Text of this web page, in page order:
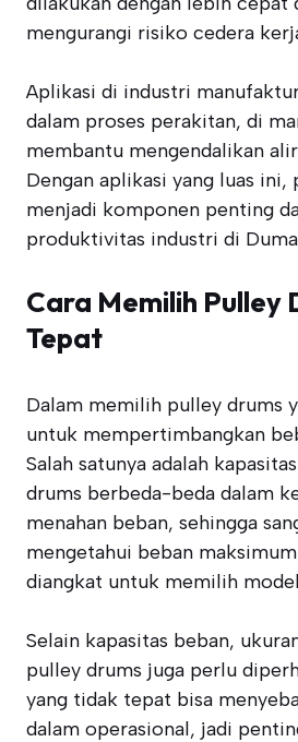
mengurangi risiko cedera
Aplikasi di industri
dalam proses perakitan, di
membantu mengendalikan
Dengan aplikasi yang luas ini,
menjadi komponen penting
produktivitas industri di
Cara Memilih Pulley
Tepat
Dalam memilih pulley drums
untuk mempertimbangkan
Salah satunya adalah
drums berbeda-beda dalam
menahan beban, sehingga
mengetahui beban
diangkat untuk memilih model
Selain kapasitas beban,
pulley drums juga perlu
yang tidak tepat bisa
dalam operasional, jadi